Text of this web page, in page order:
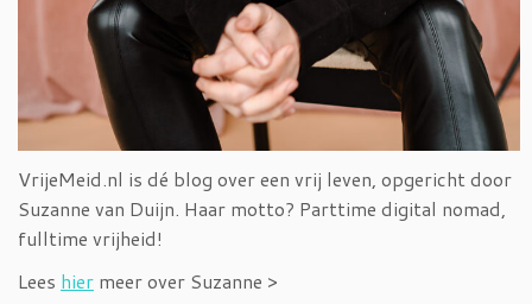
VrijeMeid.nl is dé blog over een vrij leven, opgericht door
Suzanne van Duijn. Haar motto? Parttime digital nomad,
fulltime vrijheid!
Lees hier meer over Suzanne >